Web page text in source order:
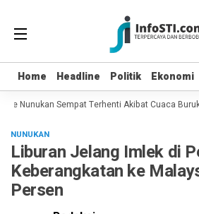
Home Headline Politik Ekonomi
Home Headline Politik Ekonomi
ke Nunukan Sempat Terhenti Akibat Cuaca
NUNUKAN
Liburan Jelang Imlek di
Keberangkatan ke
Persen